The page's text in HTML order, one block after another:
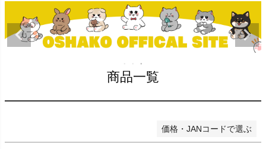
商品一覧
価格・JANコードで選ぶ
〜
在庫なし商品
在庫なし商品を表示しない
検索